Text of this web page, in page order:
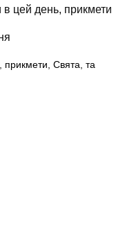
в цей день, прикмети
прикмети Свята та